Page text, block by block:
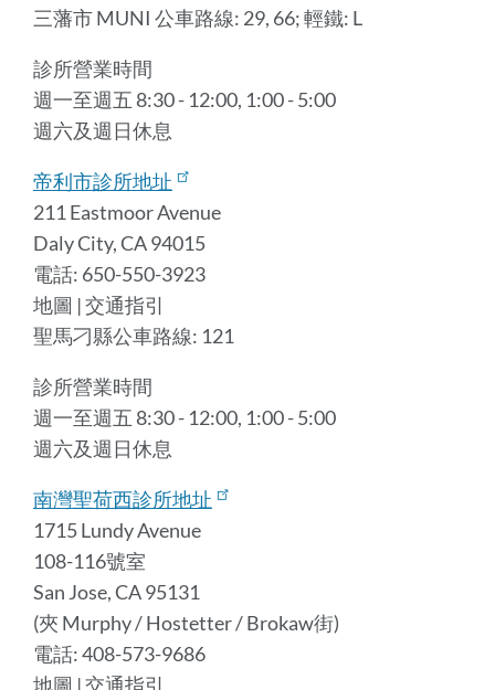
三藩市 MUNI 公車路線: 29, 66; 輕鐵: L
診所營業時間
週一至週五 8:30 - 12:00, 1:00 - 5:00
週六及週日休息
帝利市診所地址
211 Eastmoor Avenue
Daly City, CA 94015
電話: 650-550-3923
地圖 | 交通指引
聖馬刁縣公車路線: 121
診所營業時間
週一至週五 8:30 - 12:00, 1:00 - 5:00
週六及週日休息
南灣聖荷西診所地址
1715 Lundy Avenue
108-116號室
San Jose, CA 95131
(夾 Murphy / Hostetter / Brokaw街)
電話: 408-573-9686
地圖 | 交通指引